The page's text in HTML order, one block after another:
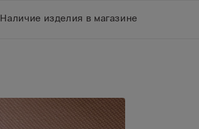
Наличие изделия в магазине